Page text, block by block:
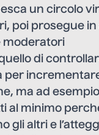
un circolo
poi prosegue
moderatori
di
ma ad
minimo
gli altri e